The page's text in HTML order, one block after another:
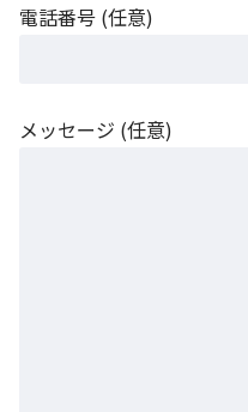
電話番号 (任意)
メッセージ (任意)